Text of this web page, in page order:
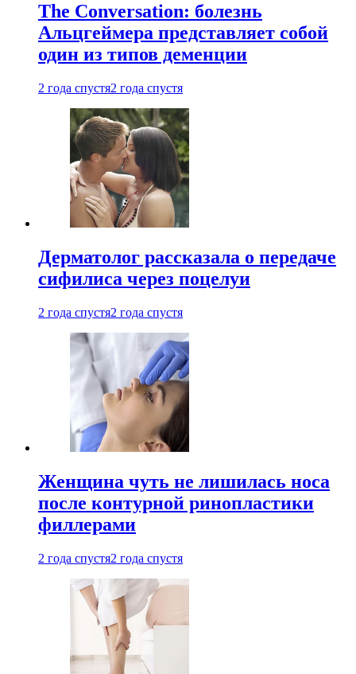
The Conversation: болезнь
Альцгеймера представляет собой
один из типов деменции
2 года спустя2 года спустя
Дерматолог рассказала о передаче
сифилиса через поцелуи
2 года спустя2 года спустя
Женщина чуть не лишилась носа
после контурной ринопластики
филлерами
2 года спустя2 года спустя